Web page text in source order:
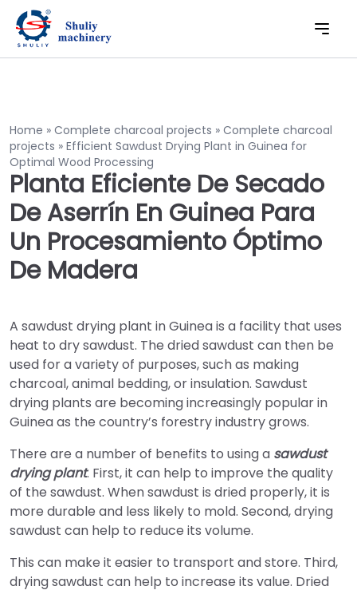
Home » Complete charcoal projects » Complete charcoal
projects » Efficient Sawdust Drying Plant in Guinea for
Optimal Wood Processing
Planta Eficiente De Secado
De Aserrín En Guinea Para
Un Procesamiento Óptimo
De Madera
A sawdust drying plant in Guinea is a facility that uses
heat to dry sawdust. The dried sawdust can then be
used for a variety of purposes, such as making
charcoal, animal bedding, or insulation. Sawdust
drying plants are becoming increasingly popular in
Guinea as the country’s forestry industry grows.
There are a number of benefits to using a sawdust
drying plant. First, it can help to improve the quality
of the sawdust. When sawdust is dried properly, it is
more durable and less likely to mold. Second, drying
sawdust can help to reduce its volume.
This can make it easier to transport and store. Third,
drying sawdust can help to increase its value. Dried